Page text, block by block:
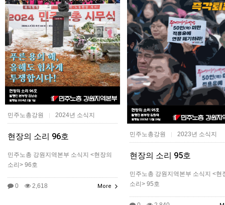
민주노총강원 2024년 소식지
현장의 소리 96호
민주노총 강원지역본부 소식지 <현장의
소리> 96호
0 2,618 More
민주노총강원 | 2023년 소식지
현장의 소리 95호
민주노총 강원지역본부 소식지 <현
소리> 95호